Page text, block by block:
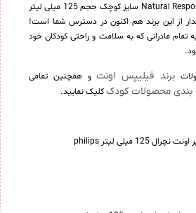
شیشه شیر اونت مدل Natural Response سایز کوچک حجم 125 میلی لیتر
از این برند هم اکنون در دسترس شما است!
تمام مادرانی که به سلامت و راحتی کودکان خود
برند فیلیپس اونتو همچنین تمامی
محصولات کودککلیک نمایید.